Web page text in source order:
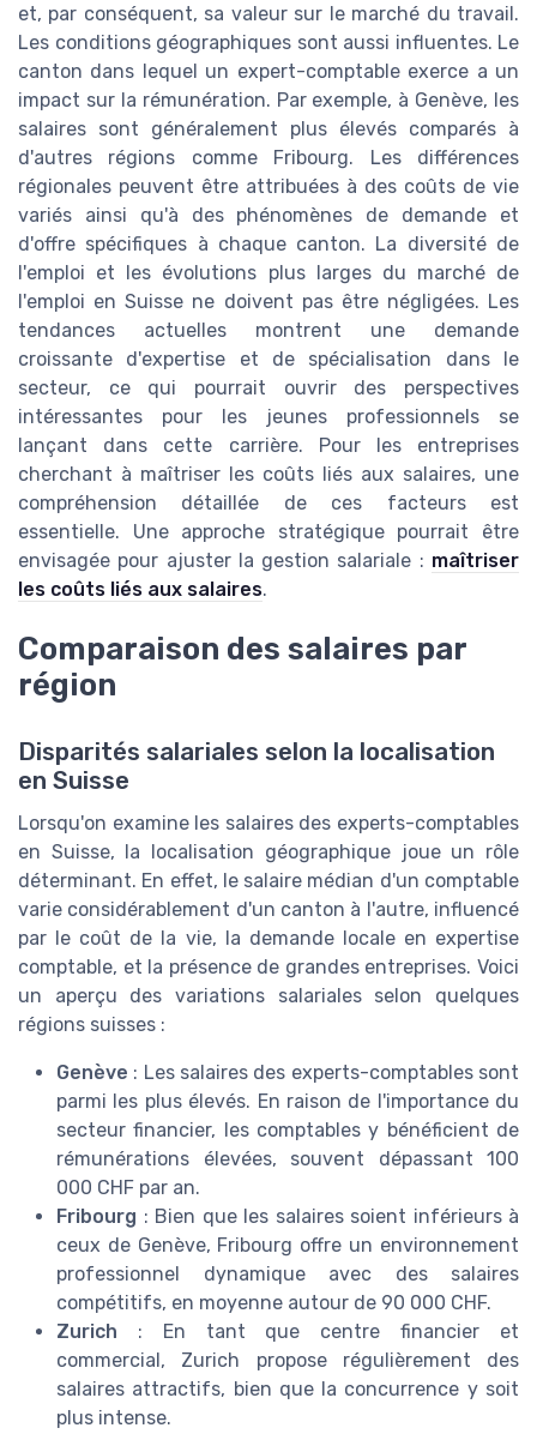
et, par conséquent, sa valeur sur le marché du travail.
Les conditions géographiques sont aussi influentes. Le
canton dans lequel un expert-comptable exerce a un
impact sur la rémunération. Par exemple, à Genève, les
salaires sont généralement plus élevés comparés à
d'autres régions comme Fribourg. Les différences
régionales peuvent être attribuées à des coûts de vie
variés ainsi qu'à des phénomènes de demande et
d'offre spécifiques à chaque canton. La diversité de
l'emploi et les évolutions plus larges du marché de
l'emploi en Suisse ne doivent pas être négligées. Les
tendances actuelles montrent une demande
croissante d'expertise et de spécialisation dans le
secteur, ce qui pourrait ouvrir des perspectives
intéressantes pour les jeunes professionnels se
lançant dans cette carrière. Pour les entreprises
cherchant à maîtriser les coûts liés aux salaires, une
compréhension détaillée de ces facteurs est
essentielle. Une approche stratégique pourrait être
envisagée pour ajuster la gestion salariale : maîtriser
les coûts liés aux salaires.
Comparaison des salaires par
région
Disparités salariales selon la localisation
en Suisse
Lorsqu'on examine les salaires des experts-comptables
en Suisse, la localisation géographique joue un rôle
déterminant. En effet, le salaire médian d'un comptable
varie considérablement d'un canton à l'autre, influencé
par le coût de la vie, la demande locale en expertise
comptable, et la présence de grandes entreprises. Voici
un aperçu des variations salariales selon quelques
régions suisses :
Genève : Les salaires des experts-comptables sont
parmi les plus élevés. En raison de l'importance du
secteur financier, les comptables y bénéficient de
rémunérations élevées, souvent dépassant 100
000 CHF par an.
Fribourg : Bien que les salaires soient inférieurs à
ceux de Genève, Fribourg offre un environnement
professionnel dynamique avec des salaires
compétitifs, en moyenne autour de 90 000 CHF.
Zurich : En tant que centre financier et
commercial, Zurich propose régulièrement des
salaires attractifs, bien que la concurrence y soit
plus intense.